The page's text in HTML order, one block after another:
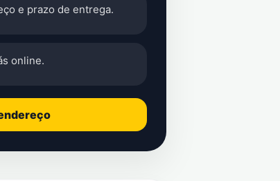
e prazo de entrega.
online.